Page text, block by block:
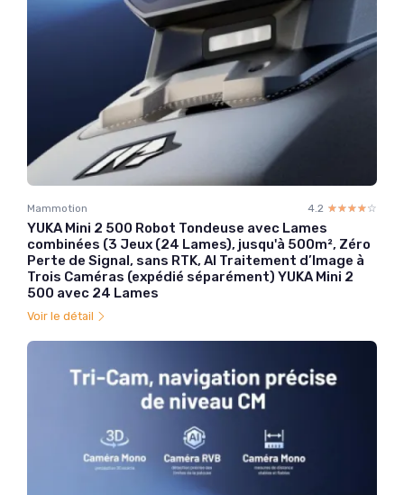
Mammotion 4.2 ☆☆☆☆☆
★★★★★
YUKA Mini 2 500 Robot Tondeuse avec Lames
combinées (3 Jeux (24 Lames), jusqu'à 500m², Zéro
Perte de Signal, sans RTK, AI Traitement d’Image à
Trois Caméras (expédié séparément) YUKA Mini 2
500 avec 24 Lames
Voir le détail